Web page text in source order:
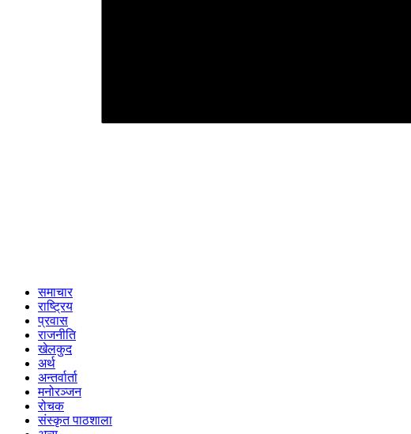
समाचार
राष्ट्रिय
प्रवास
राजनीति
खेलकुद
अर्थ
अन्तर्वार्ता
मनोरञ्जन
रोचक
संस्कृत पाठशाला